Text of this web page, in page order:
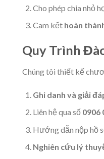
Cho phép chia nhỏ
Cam kết hoàn
Quy Trình
Chúng tôi thiết kế
Ghi danh và giải
Liên hệ qua số 0906
Hướng dẫn nộp hồ
Nghiên cứu lý